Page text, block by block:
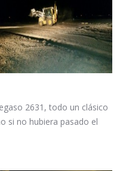
2631, todo un clásico
si no hubiera pasado el